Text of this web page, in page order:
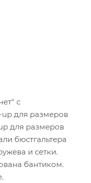
с
для размеров
для размеров
бюстгальтера
и сетки.
бантиком.